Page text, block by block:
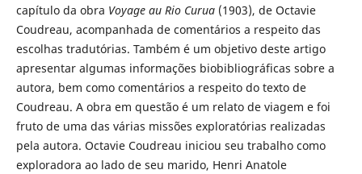
capítulo da obra Voyage au Rio Curua (1903), de Octavie
Coudreau, acompanhada de comentários a respeito das
escolhas tradutórias. Também é um objetivo deste artigo
apresentar algumas informações biobibliográficas sobre a
autora, bem como comentários a respeito do texto de
Coudreau. A obra em questão é um relato de viagem e foi
fruto de uma das várias missões exploratórias realizadas
pela autora. Octavie Coudreau iniciou seu trabalho como
exploradora ao lado de seu marido, Henri Anatole